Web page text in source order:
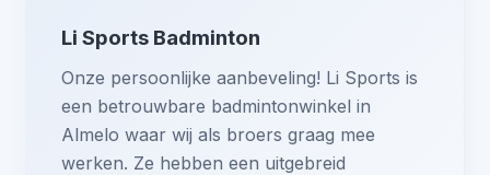
Li Sports Badminton
Onze persoonlijke aanbeveling! Li Sports is
een betrouwbare badmintonwinkel in
Almelo waar wij als broers graag mee
werken. Ze hebben een uitgebreid